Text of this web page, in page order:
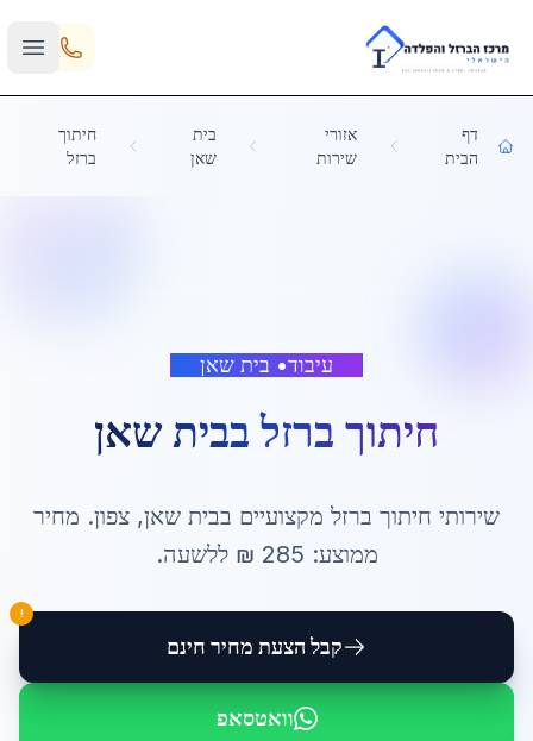
Skip to main content
דף
הבית
אזורי
שירות
בית
שאן
חיתוך
ברזל
עיבוד• בית שאן
חיתוך ברזלבבית שאן
שירותי חיתוך ברזל מקצועיים בבית שאן, צפון. מחיר
ממוצע: 285 ₪ ללשעה.
קבל הצעת מחיר חינם
!
וואטסאפ